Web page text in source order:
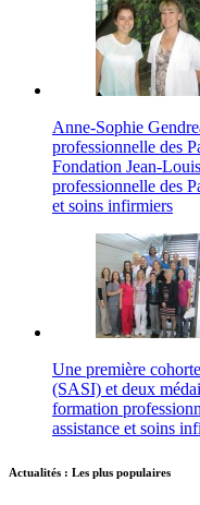
Anne-Sophie
professionnelle des
Fondation Jean-
professionnelle des
et soins infirmiers
Une première
(SASI) et deux
formation
assistance et soins
Actualités : Les plus populaires